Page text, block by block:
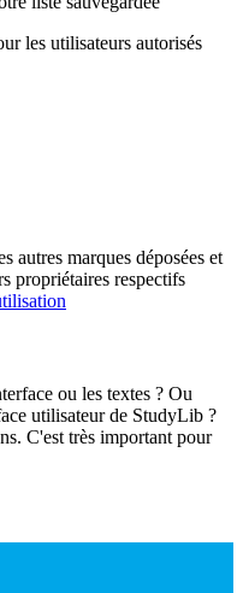
les utilisateurs autorisés
autres marques déposées et
propriétaires respectifs
ou les textes ? Ou
utilisateur de StudyLib ?
C'est très important pour